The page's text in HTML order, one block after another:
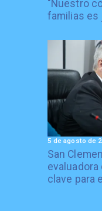
"Nuestro
familias es
San
evaluadora
clave para
5 de agosto de